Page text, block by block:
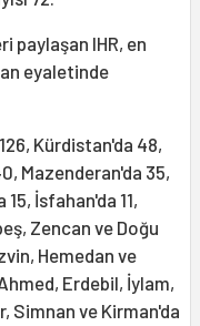
paylaşan IHR, en
eyaletinde
Kürdistan'da 48,
Mazenderan'da 35,
İsfahan'da 11,
Zencan ve Doğu
Hemedan ve
Erdebil, İylam,
Simnan ve Kirman'da